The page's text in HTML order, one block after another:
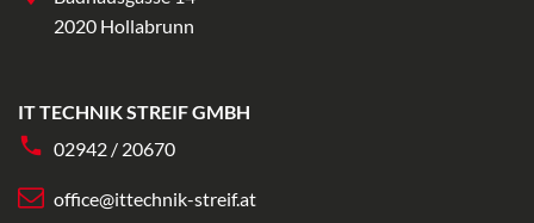
2020 Hollabrunn
IT TECHNIK STREIF GMBH
02942 / 20670
office@ittechnik-streif.at